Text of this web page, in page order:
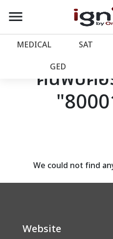
account_balance หน้าแรก
เว็บไซต์อิกไนท์
โปรโมชั่น
assignment ลงทะเบียน
menu
MEDICAL SAT
GED
ค้นพบคอ
We could not find
Website